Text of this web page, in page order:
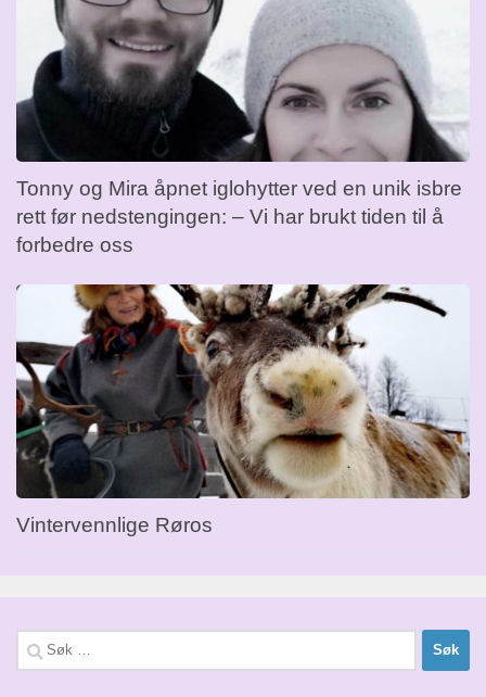
Tonny og Mira åpnet iglohytter ved en unik isbre
rett før nedstengingen: – Vi har brukt tiden til å
forbedre oss
Vintervennlige Røros
Søk
etter: